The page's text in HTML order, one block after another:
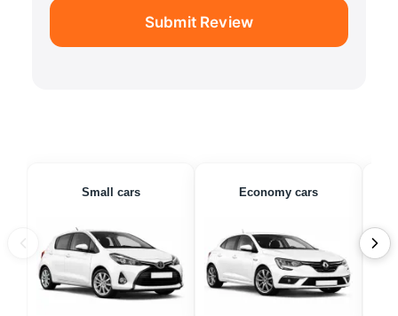
Submit Review
Small cars Economy cars